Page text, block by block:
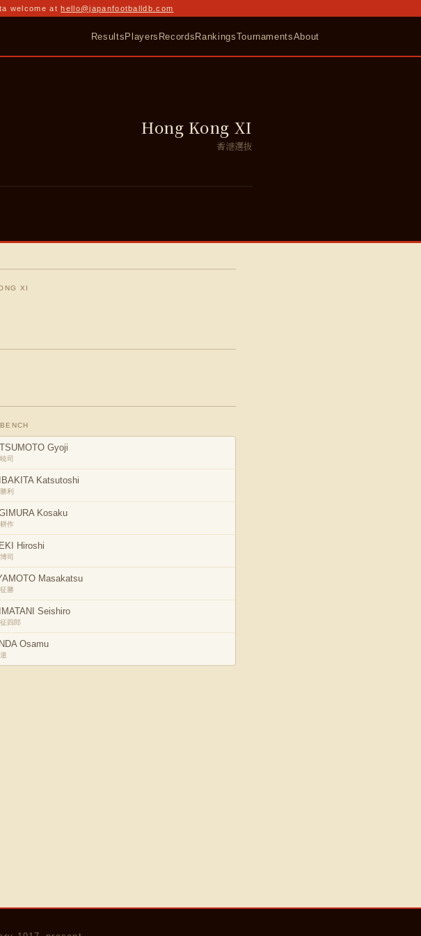
welcome at hello@japanfootballdb.com
ResultsPlayers RecordsRankingsTournamentsAbout
Hong Kong XI
香港選抜
XI
Gyoji
司
Katsutoshi
利
Kosaku
作
Hiroshi
司
Masakatsu
勝
Seishiro
四郎
Osamu